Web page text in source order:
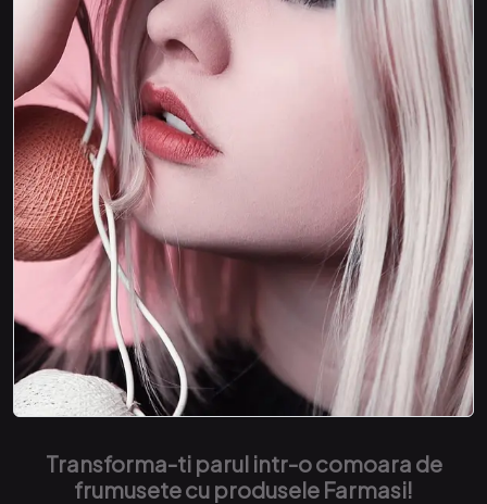
Transforma-ti parul intr-o comoara de
frumusete cu produsele Farmasi!